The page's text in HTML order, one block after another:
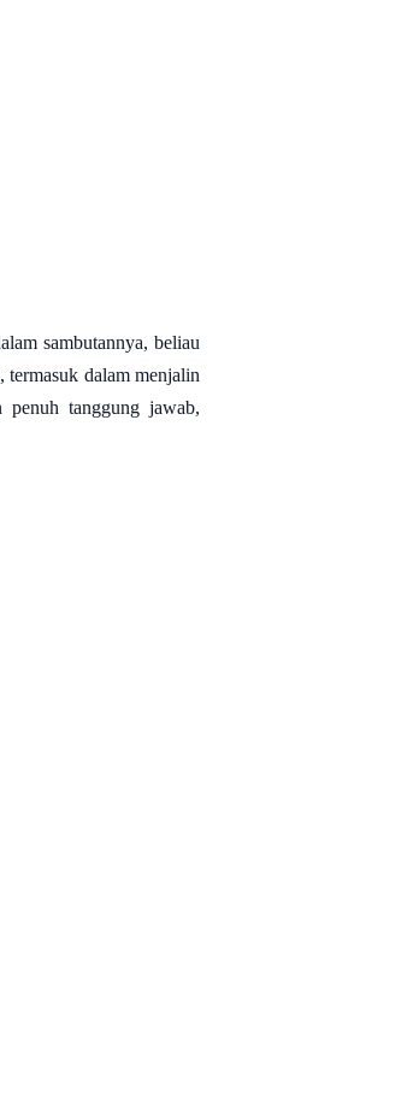
sambutannya, beliau
termasuk dalam menjalin
penuh tanggung jawab,